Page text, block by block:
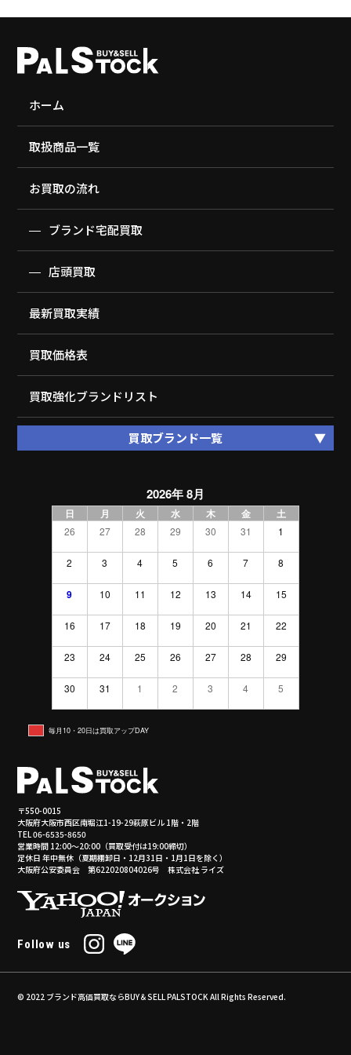
ホーム
取扱商品一覧
お買取の流れ
ブランド宅配買取
店頭買取
最新買取実績
買取価格表
買取強化ブランドリスト
買取ブランド一覧
2026年 8月
日 月 火 水 木 金 土
26 27 28 29 30 31 1
2 3 4 5 6 7 8
9 10 11 12 13 14 15
16 17 18 19 20 21 22
23 24 25 26 27 28 29
30 31 1 2 3 4 5
毎月10・20日は買取アップDAY
〒550-0015
大阪府大阪市西区南堀江1-19-29萩原ビル 1階・2階
TEL 06-6535-8650
営業時間 12:00～20:00（買取受付は19:00締切）
定休日 年中無休（夏期棚卸日・12月31日・1月1日を除く）
大阪府公安委員会 第622020804026号 株式会社 ライズ
Follow us
© 2022 ブランド高価買取ならBUY＆SELL PALSTOCK All Rights Reserved.